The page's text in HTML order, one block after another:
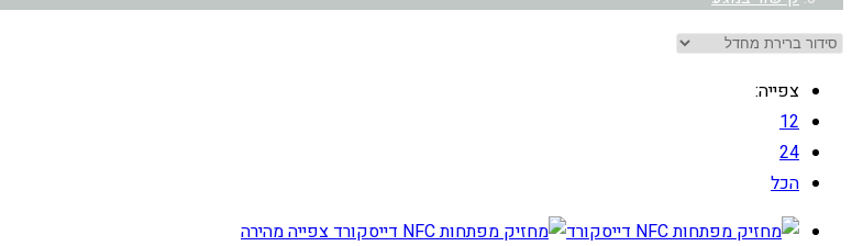
צפייה:
12
24
הכל
צפייה מהירה